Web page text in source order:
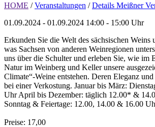
HOME / Veranstaltungen / Details Meißner
01.09.2024 - 01.09.2024 14:00 - 15:00 Uhr
Erkunden Sie die Welt des sächsischen Weins
was Sachsen von anderen Weinregionen
uns über die Schulter und erleben Sie, wie im
Natur im Weinberg und Keller unsere
Climate“-Weine entstehen. Deren Eleganz
bei einer Verkostung. Januar bis März:
Uhr April bis Dezember: täglich 12.00* &
Sonntag & Feiertage: 12.00, 14.00 & 16.00
Preise: 17,00